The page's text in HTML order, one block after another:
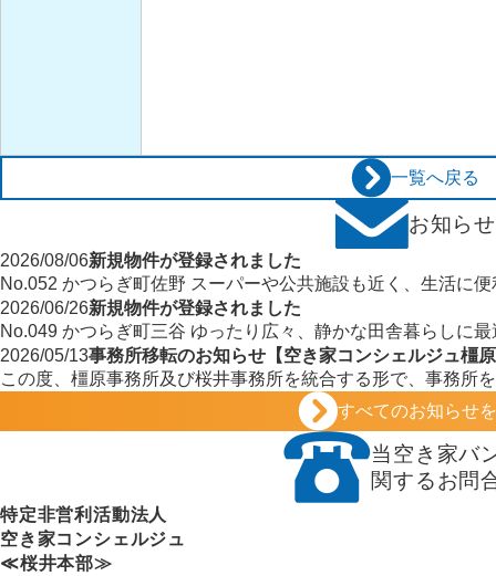
一覧へ戻る
お知らせ
2026/08/06新規物件が登録されました
No.052 かつらぎ町佐野 スーパーや公共施設も近く、生活に
2026/06/26新規物件が登録されました
No.049 かつらぎ町三谷 ゆったり広々、静かな田舎暮らしに
2026/05/13事務所移転のお知らせ【空き家コンシェルジュ橿
この度、橿原事務所及び桜井事務所を統合する形で、事務所
い、橿原事務所は 令和8年5月22日（金）から令和8年5月
いただきます。 何卒ご理解ご了承のほどよろしくお願い申し
すべてのお知らせ
当空き家バ
関するお問
特定非営利活動法人
空き家コンシェルジュ
≪桜井本部≫